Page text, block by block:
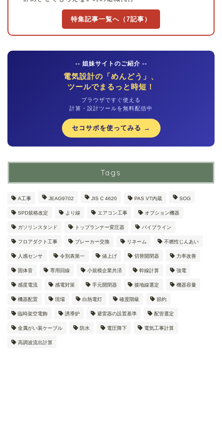
特集記事一覧へ（7記事）
-- 姐妹サイトのご紹介 --
電気設計の「めんどう」、
ツールでまるっと時短！
ブラウザですぐ使える
計算・設計ツールを無料配信中
セコサポを使ってみる →
Tags
A工事 JEAG9702 JIS C 4620 PAS VT内蔵 SOG
SPD規格改定 より線 エアコン工事 オプション機器
ガソリンスタンド トップランナー変圧器 パイプライン
フロアダクト工事 ブレーカー交換 リネーム 不燃性じんあい
人感センサ 令別表第一 値上げ 切替開閉器 力率改善
固体音 専用回線 小規模企業共済 幹線計算 強電
感度電流 感電対策 手元開閉器 接地線選定 機器容量
機器配置 現場 白熱電灯 確度階級 節約
臨時架空電飾 誘導炉 避雷器の設置基準 配管選定
金属がい装ケーブル 防水 電圧降下 電気工事計算
高調波流出計算